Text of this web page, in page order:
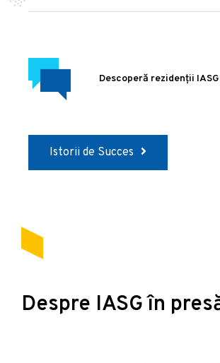
Descoperă rezidenții IASG
Istorii de Succes
Despre IASG în